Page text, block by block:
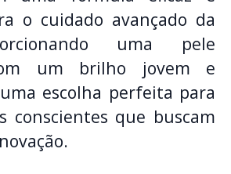
o cuidado avançado da
uma pele
um brilho jovem e
escolha perfeita para
conscientes que buscam